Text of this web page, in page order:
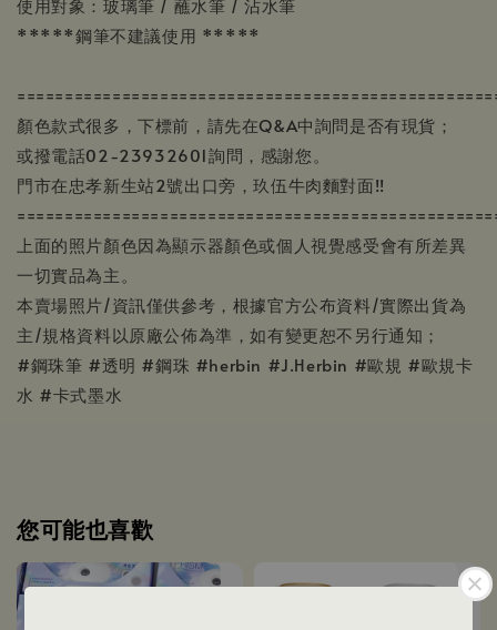
使用對象：玻璃筆 / 蘸水筆 / 沾水筆
*****鋼筆不建議使用 *****
顏色款式很多，下標前，請先在Q&A中詢問是否有現貨；
或撥電話02-23932601詢問，感謝您。
門市在忠孝新生站2號出口旁，玖伍牛肉麵對面!!
上面的照片顏色因為顯示器顏色或個人視覺感受會有所差異
一切實品為主。
本賣場照片/資訊僅供參考，根據官方公布資料/實際出貨為
主/規格資料以原廠公佈為準，如有變更恕不另行通知；
#鋼珠筆 #透明 #鋼珠 #herbin #J.Herbin #歐規 #歐規卡
水 #卡式墨水
您可能也喜歡